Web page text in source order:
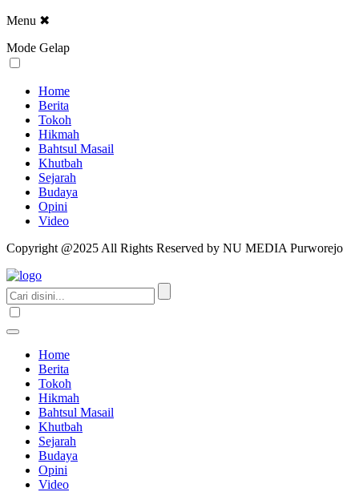
Menu ✖
Mode Gelap
Home
Berita
Tokoh
Hikmah
Bahtsul Masail
Khutbah
Sejarah
Budaya
Opini
Video
Copyright @2025 All Rights Reserved by NU MEDIA Purworejo
Home
Berita
Tokoh
Hikmah
Bahtsul Masail
Khutbah
Sejarah
Budaya
Opini
Video